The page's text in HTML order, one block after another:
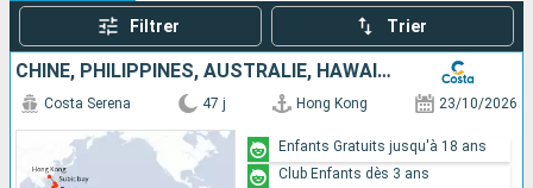
Filtrer Trier
CHINE, PHILIPPINES, AUSTRALIE, HAWAII, FIJI, TONGA, POLYNÉSIE, CHILI
Costa Serena 47 j Hong Kong 23/10/2026
Enfants Gratuits jusqu'à 18 ans
Club Enfants dès 3 ans